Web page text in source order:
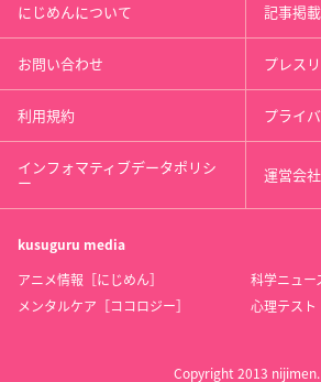
にじめんについて 記事掲
お問い合わせ プレス
利用規約 プライ
インフォマティブデータポリシ
ー 運営会社
kusuguru media
アニメ情報［にじめん］
科学ニュー
メンタルケア［ココロジー］
心理テスト
Copyright 2013 nijimen.